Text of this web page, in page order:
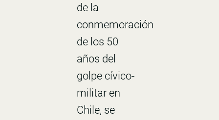
de la
conmemoración
de los 50
años del
golpe cívico-
militar en
Chile, se